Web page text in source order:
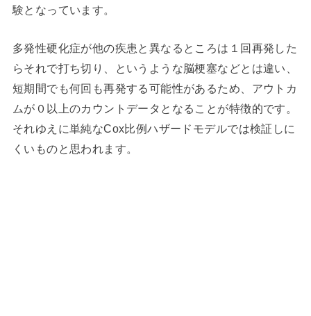
験となっています。
多発性硬化症が他の疾患と異なるところは１回再発した
らそれで打ち切り、というような脳梗塞などとは違い、
短期間でも何回も再発する可能性があるため、アウトカ
ムが０以上のカウントデータとなることが特徴的です。
それゆえに単純なCox比例ハザードモデルでは検証しに
くいものと思われます。